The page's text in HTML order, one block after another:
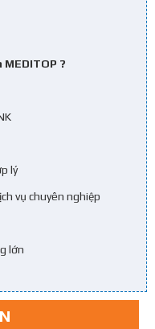
?
lý
vụ chuyên nghiệp
lớn